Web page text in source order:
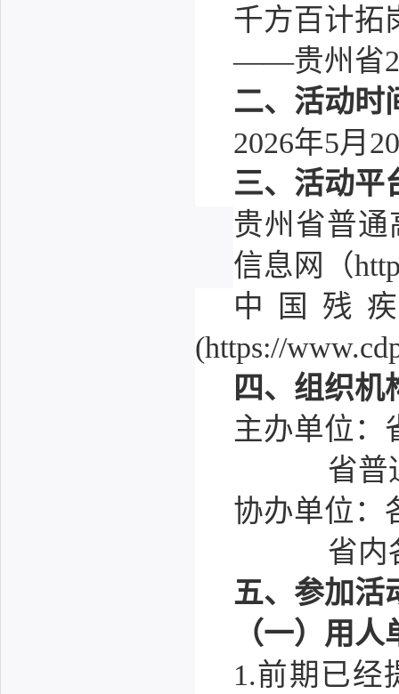
千方百计拓
——贵州省
二、活动时
2026年5月
三、活动平
贵州省普
信息网（
中国残
(https://
四、组织机
主办单位：
省普
协办单位：
省内
五、参加活
（一）用人
1.前期已经